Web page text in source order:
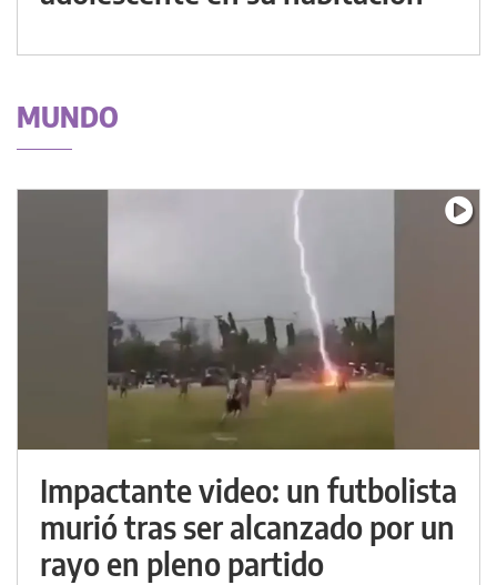
MUNDO
Impactante video: un futbolista
murió tras ser alcanzado por un
rayo en pleno partido